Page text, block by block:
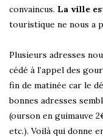
convaincus. La ville
touristique ne nous a
Plusieurs adresses
cédé à l’appel des
fin de matinée car le
bonnes adresses
(ourson en guimauve
etc.). Voilà qui donne